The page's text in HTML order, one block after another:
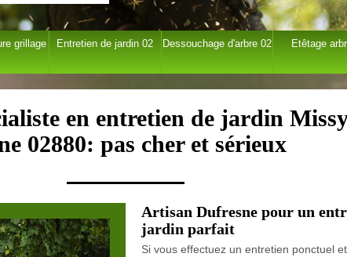
grillage
Entretien de jardin 02 Dessouchage d'arbre 02 Etêtage
en entretien de jardin
02880: pas cher et sérieux
Artisan Dufresne pour un
jardin parfait
Si vous effectuez un entretien ponctuel